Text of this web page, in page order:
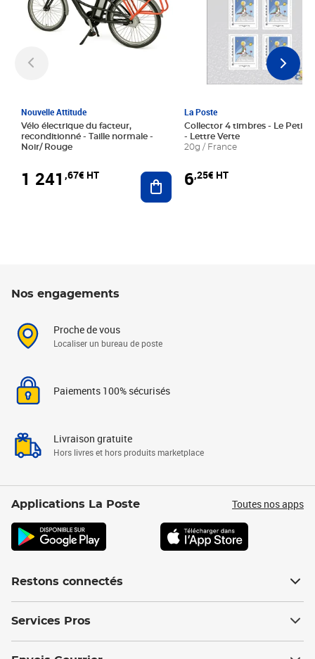
Nouvelle Attitude
Vélo électrique du facteur,
reconditionné - Taille normale -
Noir/ Rouge
1 241 ,67€ HT Ajouter au panier
La Poste
Collector 4 timbres - Le Petit
- Lettre Verte
20g / France
6,25€ HT
Nos engagements
Proche de vous
Localiser un bureau de poste
Paiements 100% sécurisés
Livraison gratuite
Hors livres et hors produits marketplace
Applications La Poste Toutes nos apps
Restons connectés
Services Pros